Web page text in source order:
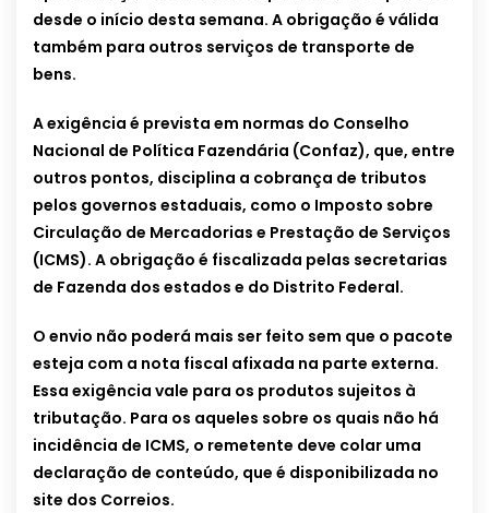
desde o início desta semana. A obrigação é válida
também para outros serviços de transporte de
bens.
A exigência é prevista em normas do Conselho
Nacional de Política Fazendária (Confaz), que, entre
outros pontos, disciplina a cobrança de tributos
pelos governos estaduais, como o Imposto sobre
Circulação de Mercadorias e Prestação de Serviços
(ICMS). A obrigação é fiscalizada pelas secretarias
de Fazenda dos estados e do Distrito Federal.
O envio não poderá mais ser feito sem que o pacote
esteja com a nota fiscal afixada na parte externa.
Essa exigência vale para os produtos sujeitos à
tributação. Para os aqueles sobre os quais não há
incidência de ICMS, o remetente deve colar uma
declaração de conteúdo, que é disponibilizada no
site dos Correios.